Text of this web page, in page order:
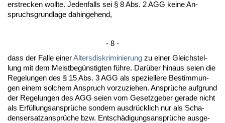
er­stre­cken woll­te. Je­den­falls sei § 8 Abs. 2 AGG kei­ne An­
spruchs­grund­la­ge da­hin­ge­hend,
- 8 -
dass der Fal­le ei­nerAl­ters­dis­kri­mi­nie­rung zu ei­ner Gleich­stel­
lung mit dem Meist­begüns­tig­ten führe. Darüber hin­aus sei­en die
Re­ge­lun­gen des § 15 Abs. 3 AGG als spe­zi­el­le­re Be­stim­mun­
gen ei­nem sol­chem An­spruch vor­zu­zie­hen. Ansprüche auf­grund
der Re­ge­lun­gen des AGG sei­en vom Ge­setz­ge­ber ge­ra­de nicht
als Erfüllungs­ansprüche son­dern aus­drück­lich nur als Scha­
dens­er­satz­ansprüche bzw. Entschädi­gungs­ansprüche aus­ge­